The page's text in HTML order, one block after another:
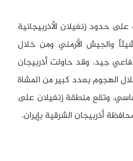
على حدود زنغيلان الأذربيجانية
والجيش الأرمني ومن خلال
جيد. وقد حاولت أذربيجان
الهجوم بعدد كبير من المشاة
وتقع منطقة زنغيلان على
أذربيجان الشرقية بإيران.